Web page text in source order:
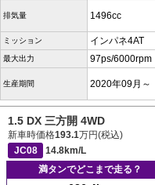
排気量 1496cc
ミッション インパネ4AT
最大出力 97ps/6000rpm
生産期間 2020年09月～
1.5 DX 三方開 4WD
新車時価格193.1万円(税込)
JC08
14.8km/L
満タンでどこまで走る？